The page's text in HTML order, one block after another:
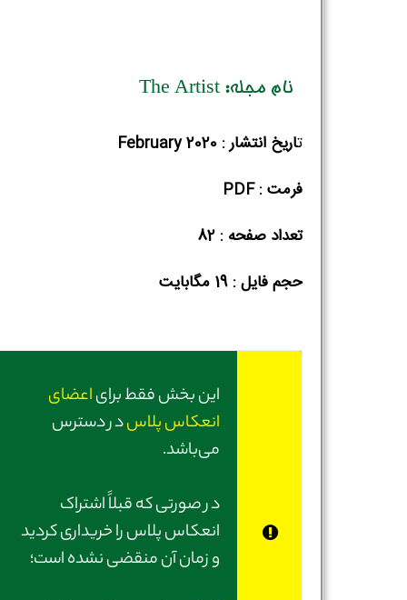
نام مجله: The Artist
تاریخ انتشار : February 2020
فرمت : PDF
تعداد صفحه : 82
حجم فایل :‌ 19 مگابایت
این بخش فقط برایاعضای
انعکاس پلاسدر دسترس
می‌باشد.
در صورتی‌ که قبلاً اشتراک
انعکاس پلاس را خریداری کردید
و زمان آن منقضی نشده است؛